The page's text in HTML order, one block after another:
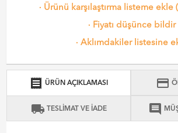
· Ürünü karşılaştırma listeme ekle (
· Fiyatı düşünce bildir
· Aklımdakiler listesine
receipt ÜRÜN AÇIKLAMASI credit_card
local_shipping TESLİMAT VE İADE comment